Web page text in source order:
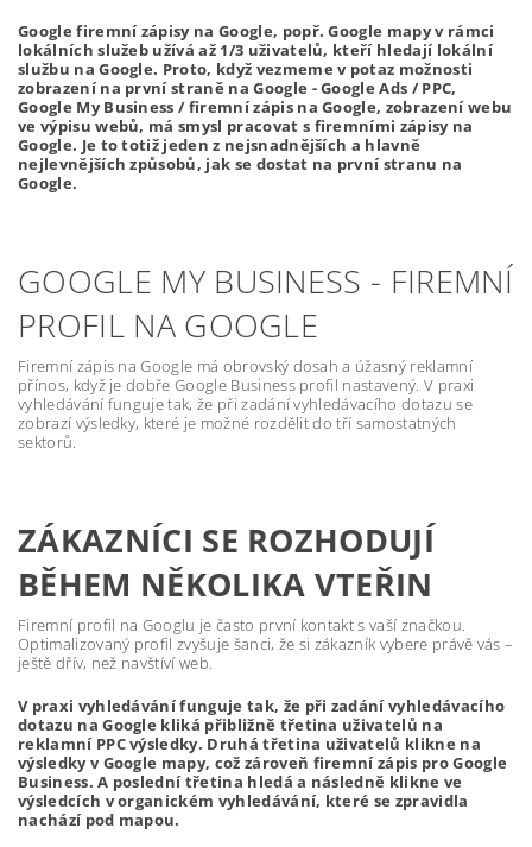
Google firemní zápisy na Google, popř. Google mapy v rámci
lokálních služeb užívá až 1/3 uživatelů, kteří hledají lokální
službu na Google. Proto, když vezmeme v potaz možnosti
zobrazení na první straně na Google - Google Ads / PPC,
Google My Business / firemní zápis na Google, zobrazení webu
ve výpisu webů, má smysl pracovat s firemními zápisy na
Google. Je to totiž jeden z nejsnadnějších a hlavně
nejlevnějších způsobů, jak se dostat na první stranu na
Google.
GOOGLE MY BUSINESS - FIREMNÍ
PROFIL NA GOOGLE
Firemní zápis na Google má obrovský dosah a úžasný reklamní
přínos, když je dobře Google Business profil nastavený. V praxi
vyhledávání funguje tak, že při zadání vyhledávacího dotazu se
zobrazí výsledky, které je možné rozdělit do tří samostatných
sektorů.
ZÁKAZNÍCI SE ROZHODUJÍ
BĚHEM NĚKOLIKA VTEŘIN
Firemní profil na Googlu je často první kontakt s vaší značkou.
Optimalizovaný profil zvyšuje šanci, že si zákazník vybere právě vás –
ještě dřív, než navštíví web.
V praxi vyhledávání funguje tak, že při zadání vyhledávacího
dotazu na Google kliká přibližně třetina uživatelů na
reklamní PPC výsledky. Druhá třetina uživatelů klikne na
výsledky v Google mapy, což zároveň firemní zápis pro Google
Business. A poslední třetina hledá a následně klikne ve
výsledcích v organickém vyhledávání, které se zpravidla
nachází pod mapou.